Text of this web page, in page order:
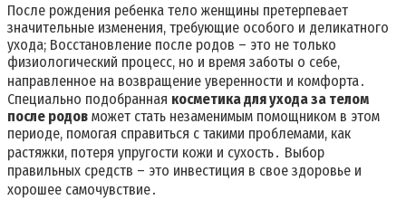
После рождения ребенка тело женщины претерпевает
значительные изменения, требующие особого и деликатного
ухода; Восстановление после родов – это не только
физиологический процесс, но и время заботы о себе,
направленное на возвращение уверенности и комфорта․
Специально подобранная косметика для ухода за телом
после родов может стать незаменимым помощником в этом
периоде, помогая справиться с такими проблемами, как
растяжки, потеря упругости кожи и сухость․ Выбор
правильных средств – это инвестиция в свое здоровье и
хорошее самочувствие․